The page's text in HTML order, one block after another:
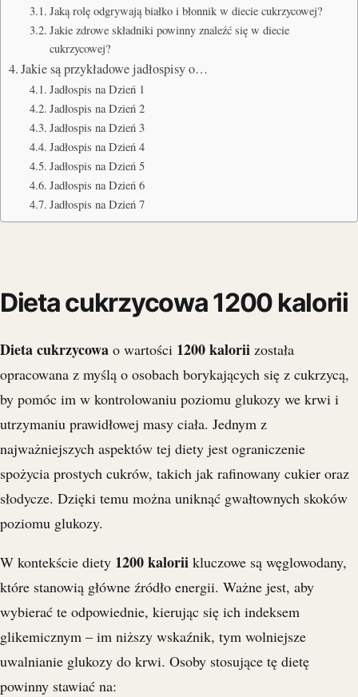
Jaką rolę odgrywają białko i błonnik w diecie cukrzycowej?
Jakie zdrowe składniki powinny znaleźć się w diecie
cukrzycowej?
Jakie są przykładowe jadłospisy o…
Jadłospis na Dzień 1
Jadłospis na Dzień 2
Jadłospis na Dzień 3
Jadłospis na Dzień 4
Jadłospis na Dzień 5
Jadłospis na Dzień 6
Jadłospis na Dzień 7
Dieta cukrzycowa 1200 kalorii
Dieta cukrzycowa o wartości 1200 kalorii została
opracowana z myślą o osobach borykających się z cukrzycą,
by pomóc im w kontrolowaniu poziomu glukozy we krwi i
utrzymaniu prawidłowej masy ciała. Jednym z
najważniejszych aspektów tej diety jest ograniczenie
spożycia prostych cukrów, takich jak rafinowany cukier oraz
słodycze. Dzięki temu można uniknąć gwałtownych skoków
poziomu glukozy.
W kontekście diety 1200 kalorii kluczowe są węglowodany,
które stanowią główne źródło energii. Ważne jest, aby
wybierać te odpowiednie, kierując się ich indeksem
glikemicznym – im niższy wskaźnik, tym wolniejsze
uwalnianie glukozy do krwi. Osoby stosujące tę dietę
powinny stawiać na: